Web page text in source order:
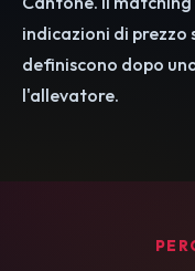
indicazioni di prezzo
definiscono dopo
l'allevatore.